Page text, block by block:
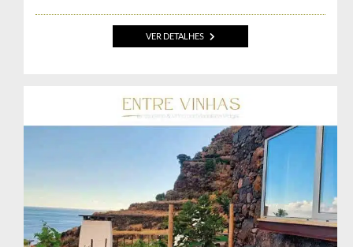
VER DETALHES